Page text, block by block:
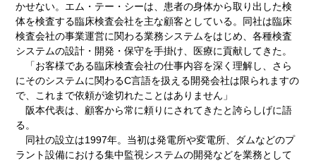
かせない。エム・テー・シーは、患者の身体から取り出した検
体を検査する臨床検査会社を主な顧客としている。同社は臨床
検査会社の事業運営に関わる業務システムをはじめ、各種検査
システムの設計・開発・保守を手掛け、医療に貢献してきた。
「お客様である臨床検査会社の仕事内容を深く理解し、さら
にそのシステムに関わるC言語を扱える開発会社は限られますの
で、これまで依頼が途切れたことはありません」
阪本代表は、顧客から常に頼りにされてきたと誇らしげに語
る。
同社の設立は1997年。当初は発電所や変電所、ダムなどのプ
ラント設備における集中監視システムの開発などを業務として